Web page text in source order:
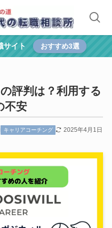
サイト おすすめ3選
評判は？利用する
不安
キャリアコーチング 2025年4月1日